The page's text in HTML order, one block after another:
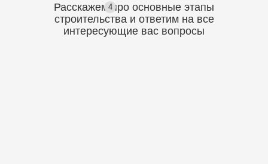
4
Расскажем про основные этапы
строительства и ответим на все
интересующие вас вопросы